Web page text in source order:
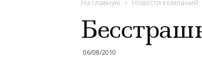
На главную Новости компаний
06/08/2010